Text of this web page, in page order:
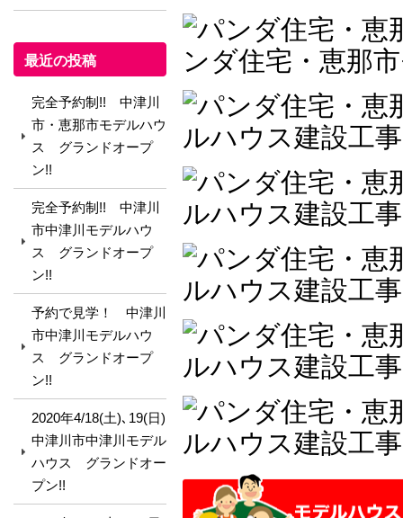
最近の投稿
完全予約制!! 中津川
市・恵那市モデルハウ
ス グランドオープ
ン!!
完全予約制!! 中津川
市中津川モデルハウ
ス グランドオープ
ン!!
予約で見学！ 中津川
市中津川モデルハウ
ス グランドオープ
ン!!
2020年4/18(土)､19(日)
中津川市中津川モデル
ハウス グランドオー
プン!!